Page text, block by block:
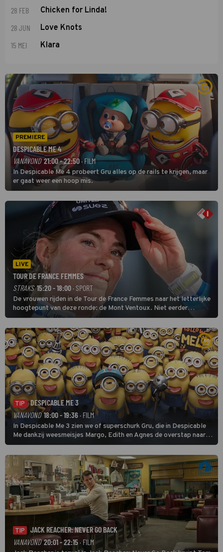
28 FEB Chicken for Linda!
28 JUN Love Knots
15 MEI Klara
PREMIERE
DESPICABLE ME 4
VANAVOND 21:00 - 22:50 · FILM
In Despicable Me 4 probeert Gru alles op de rails te krijgen, maar
er gaat weer een hoop mis.
LIVE
TOUR DE FRANCE FEMMES
STRAKS 15:20 - 18:00 · SPORT
De vrouwen rijden in de Tour de France Femmes naar het letterlijke
hoogtepunt van deze ronde: de Mont Ventoux. Niet eerder
finishten de vrouwen voor deze koers op deze kale col uit de
buitencategorie. De aanloop naar de slotklim is vlak.
TIP
DESPICABLE ME 3
VANAVOND 18:00 - 19:36· FILM
In Despicable Me 3 zien we of superschurk Gru, die in Despicable
Me dankzij weesmeisjes Margo, Edith en Agnes de overstap naar
het rechte pad maakte, ook op dat pad weet te blijven.
TIP
JACK REACHER: NEVER GO BACK
VANAVOND 20:01 - 22:15· FILM